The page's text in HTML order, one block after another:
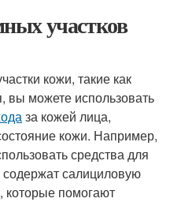
участков
кожи, такие как
вы можете использовать
за кожей лица,
кожи. Например,
средства для
салициловую
которые помогают